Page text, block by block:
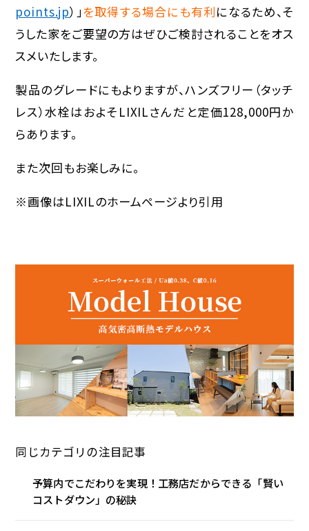
points.jp）」を取得する場合にも有利になるため、そ
うした家をご要望の方はぜひご検討されることをオス
スメいたします。
製品のグレードにもよりますが、ハンズフリー（タッチ
レス）水栓はおよそLIXILさんだと定価128,000円か
らあります。
また次回もお楽しみに。
※画像はLIXILのホームページより引用
同じカテゴリの注目記事
予算内でこだわりを実現！工務店だからできる「賢い
コストダウン」の秘訣